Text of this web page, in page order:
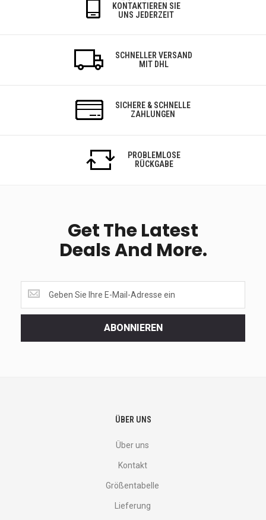
KONTAKTIEREN SIE
UNS JEDERZEIT
SCHNELLER VERSAND
MIT DHL
SICHERE & SCHNELLE
ZAHLUNGEN
PROBLEMLOSE
RÜCKGABE
Get The Latest
Deals And More.
the
latest
ABONNIEREN
ÜBER UNS
Über uns
Kontakt
Größentabelle
Lieferung